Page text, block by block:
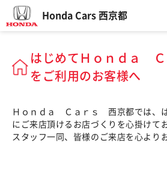
Honda Cars 西京都
はじめてＨｏｎｄａ
をご利用のお客様へ
Ｈｏｎｄａ Ｃａｒｓ 西京都では、
にご来店頂けるお店づくりを心掛けて
スタッフ一同、皆様のご来店を心より